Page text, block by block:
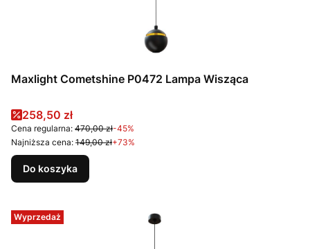
Maxlight Cometshine P0472 Lampa Wisząca
Cena promocyjna
258,50 zł
Cena regularna: 470,00 zł-45%
Najniższa cena: 149,00 zł+73%
Do koszyka
Wyprzedaż